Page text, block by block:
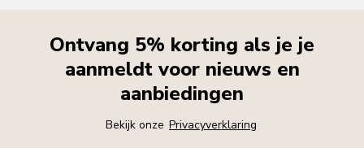
Ontvang 5% korting als je je
aanmeldt voor nieuws en
aanbiedingen
Bekijk onze Privacyverklaring